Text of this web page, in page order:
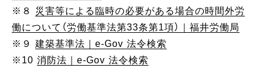
※８ 災害等による臨時の必要がある場合の時間外労
働について（労働基準法第33条第1項）｜福井労働局
※９ 建築基準法｜e-Gov 法令検索
※10 消防法｜e-Gov 法令検索